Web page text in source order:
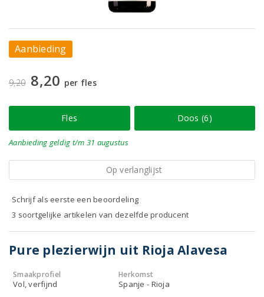
Aanbieding
9,20 8,20 per fles
Fles Doos (6)
Aanbieding geldig t/m 31 augustus
Op verlanglijst
Schrijf als eerste een beoordeling
3 soortgelijke artikelen van dezelfde producent
Pure plezierwijn uit Rioja Alavesa
Smaakprofiel
Vol, verfijnd
Herkomst
Spanje - Rioja